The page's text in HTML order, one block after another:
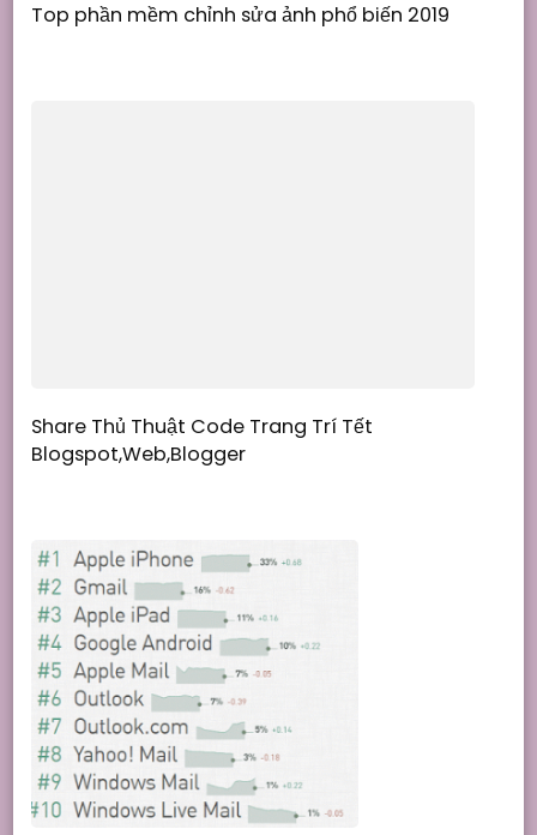
Top phần mềm chỉnh sửa ảnh phổ biến 2019
Share Thủ Thuật Code Trang Trí Tết
Blogspot,Web,Blogger